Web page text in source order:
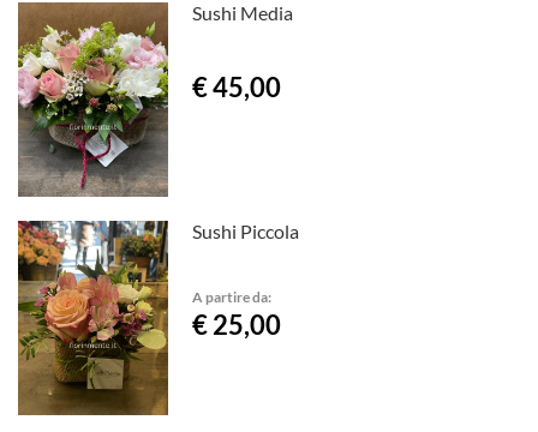
Sushi Media
€ 45,00
Sushi Piccola
A partire da:
€ 25,00